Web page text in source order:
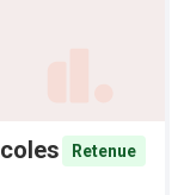
Retenue